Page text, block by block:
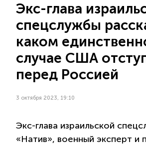
Экс-глава
спецслужбы
каком
случае США
перед Россией
3 октября 2023, 19:10
Экс-глава израильской
«Натив», военный эксперт и